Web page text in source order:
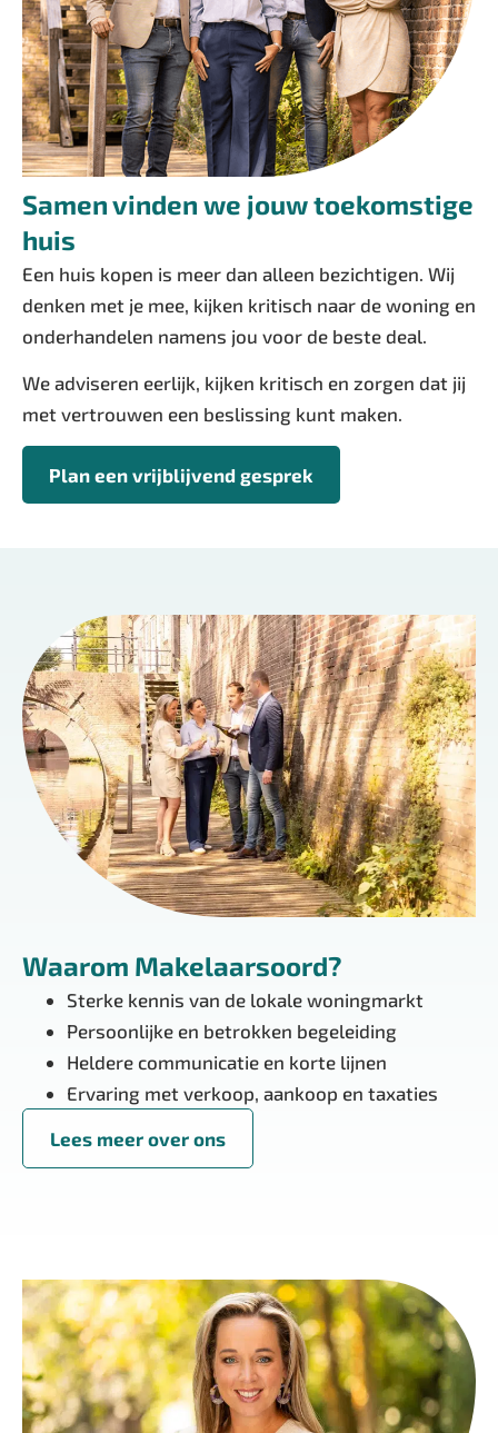
Samen vinden we jouw toekomstige
huis
Een huis kopen is meer dan alleen bezichtigen. Wij
denken met je mee, kijken kritisch naar de woning en
onderhandelen namens jou voor de beste deal.
We adviseren eerlijk, kijken kritisch en zorgen dat jij
met vertrouwen een beslissing kunt maken.
Plan een vrijblijvend gesprek
Waarom Makelaarsoord?
Sterke kennis van de lokale woningmarkt
Persoonlijke en betrokken begeleiding
Heldere communicatie en korte lijnen
Ervaring met verkoop, aankoop en taxaties
Lees meer over ons